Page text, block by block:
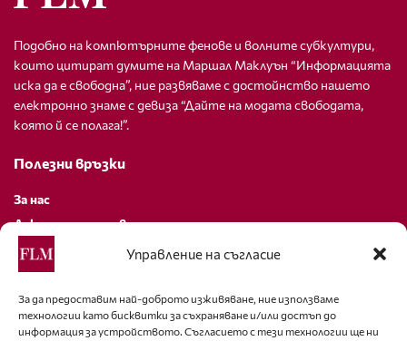
Управление на съгласие
За да предоставим най-доброто изживяване, ние използваме
технологии като бисквитки за съхраняване и/или достъп до
информация за устройството. Съгласието с тези технологии ще ни
Подобно на компютърните фенове и волните субкултури,
които цитират думите на Маршал Маклуън “Информацията
иска да е свободна”, ние развяваме с достойнство нашето
електронно знаме с девиза “Дайте на модата свободата,
която й се полага!”.
Полезни връзки
За нас
Декларация за поверителност
Политика за бисквитки
За контакти
editor@fashion-lifestyle.net